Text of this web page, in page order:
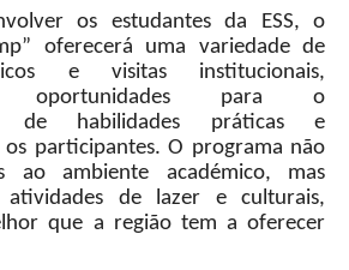
os estudantes da ESS, o
oferecerá uma variedade de
e visitas institucionais,
oportunidades para o
de habilidades práticas e
participantes. O programa não
ao ambiente académico, mas
atividades de lazer e culturais,
que a região tem a oferecer